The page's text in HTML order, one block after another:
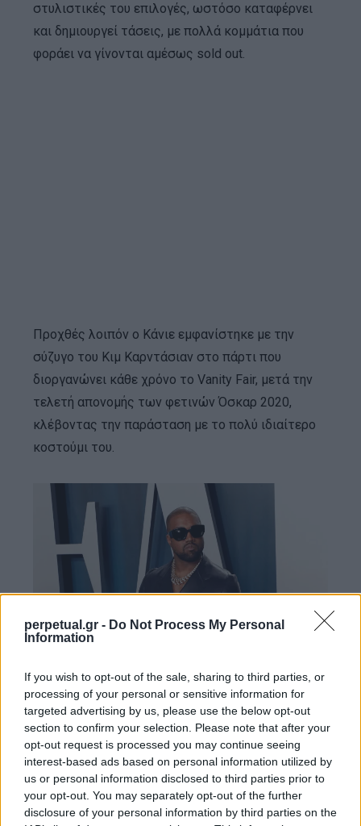
perpetual.gr - Do Not Process My Personal
Information
If you wish to opt-out of the sale, sharing to third parties, or
processing of your personal or sensitive information for
targeted advertising by us, please use the below opt-out
section to confirm your selection. Please note that after your
opt-out request is processed you may continue seeing
interest-based ads based on personal information utilized by
us or personal information disclosed to third parties prior to
your opt-out. You may separately opt-out of the further
disclosure of your personal information by third parties on the
στυλιστικές του επιλογές, ωστόσο καταφέρνει
και δημιουργεί τάσεις, με πολλά κομμάτια που
φοράει να γίνονται αμέσως sold out.
Προχθές λοιπόν ο Κάνιε εμφανίστηκε με την
σύζυγο του Κιμ Καρντάσιαν στο πάρτι που
διοργανώνει κάθε χρόνο το Vanity Fair, μετά την
τελετή απονομής των φετινών Όσκαρ 2020,
κλέβοντας την παράσταση με το πολύ ιδιαίτερο
κοστούμι του.